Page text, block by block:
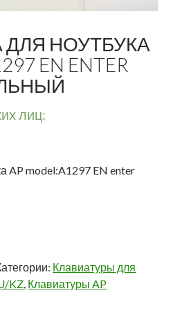
ДЛЯ НОУТБУКА
EN ENTER
лиц:
AP model:A1297 EN enter
Клавиатуры для
KZ, Клавиатуры AP